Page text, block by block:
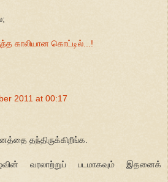
காலியான கொட்டில்...!
2011 at 00:17
தந்திருக்கிறீங்க.
வரலாற்றுப் படமாகவும் இதனைக்